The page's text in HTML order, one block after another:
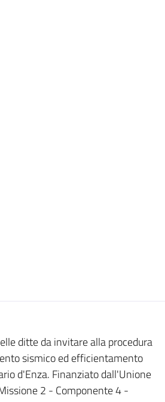
ditte da invitare alla procedura
sismico ed efficientamento
d'Enza. Finanziato dall'Unione
2 - Componente 4 -